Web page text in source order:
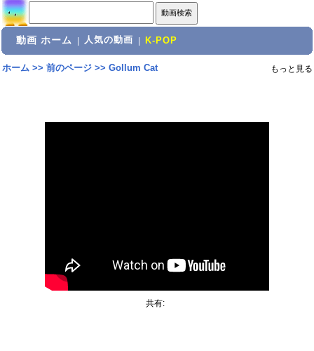
動画 ホーム 人気の動画 K-POP
ホーム>> 前のページ>> Gollum Cat もっと見る
共有: